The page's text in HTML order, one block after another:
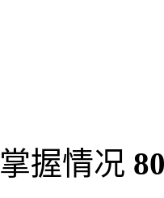
掌握情况